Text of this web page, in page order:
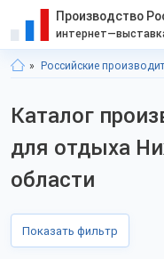
Производство
Российские
Каталог
для отдыха
области
Показать фильтр